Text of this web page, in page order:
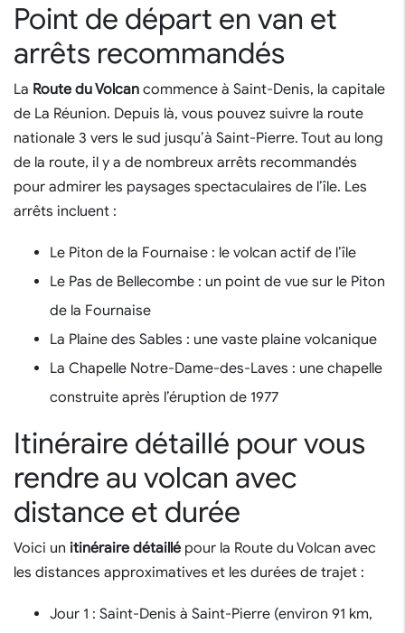
Point de départ en van et
arrêts recommandés
La Route du Volcan commence à Saint-Denis, la capitale
de La Réunion. Depuis là, vous pouvez suivre la route
nationale 3 vers le sud jusqu’à Saint-Pierre. Tout au long
de la route, il y a de nombreux arrêts recommandés
pour admirer les paysages spectaculaires de l’île. Les
arrêts incluent :
Le Piton de la Fournaise : le volcan actif de l’île
Le Pas de Bellecombe : un point de vue sur le Piton
de la Fournaise
La Plaine des Sables : une vaste plaine volcanique
La Chapelle Notre-Dame-des-Laves : une chapelle
construite après l’éruption de 1977
Itinéraire détaillé pour vous
rendre au volcan avec
distance et durée
Voici un itinéraire détaillé pour la Route du Volcan avec
les distances approximatives et les durées de trajet :
Jour 1 : Saint-Denis à Saint-Pierre (environ 91 km,